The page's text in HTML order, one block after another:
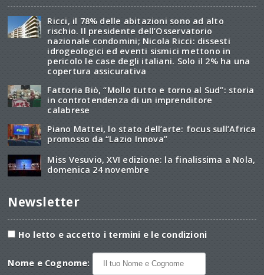
Ricci, il 78% delle abitazioni sono ad alto
rischio. Il presidente dell’Osservatorio
nazionale condomini; Nicola Ricci: dissesti
idrogeologici ed eventi sismici mettono in
pericolo le case degli italiani. Solo il 2% ha una
copertura assicurativa
Fattoria Biò, “Mollo tutto e torno al Sud”: storia
in controtendenza di un imprenditore
calabrese
Piano Mattei, lo stato dell’arte: focus sull’Africa
promosso da “Lazio Innova”
Miss Vesuvio, XVI edizione: la finalissima a Nola,
domenica 24 novembre
Newsletter
Ho letto e accetto i termini e le condizioni
Nome e Cognome: